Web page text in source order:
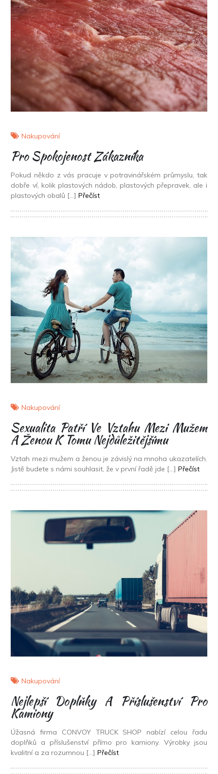
Nakupování
Pro Spokojenost Zákazníka
Pokud někdo z vás pracuje v potravinářském průmyslu, tak
dobře ví, kolik plastových nádob, plastových přepravek, ale i
plastových obalů […] Přečíst
Nakupování
Sexualita Patří Ve Vztahu Mezi Mužem
A Ženou K Tomu Nejdůležitějšímu
Vztah mezi mužem a ženou je závislý na mnoha ukazatelích.
Jistě budete s námi souhlasit, že v první řadě jde […] Přečíst
Nakupování
Nejlepší Doplňky A Příslušenství Pro
Kamiony
Úžasná firma CONVOY TRUCK SHOP nabízí celou řadu
doplňků a příslušenství přímo pro kamiony. Výrobky jsou
kvalitní a za rozumnou […] Přečíst